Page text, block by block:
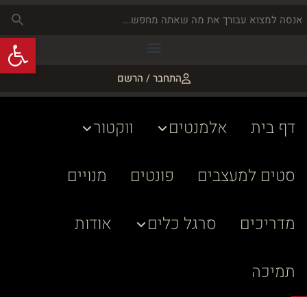
התחבר / הרשם
דף בית אלמנטים
ווקטור
סטים למעצבים
פונטים
מנויים
מדריכים
סרגל כלים
אודות
תמיכה